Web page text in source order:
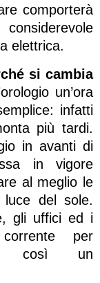
comporterà
elettrica.
si cambia
un’ora
infatti
più tardi.
in avanti di
in vigore
al meglio le
del sole.
gli uffici ed i
per
così un